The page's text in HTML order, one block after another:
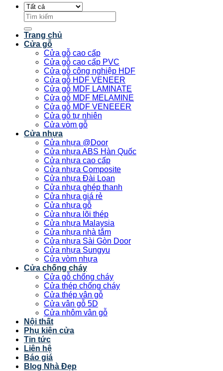
Tìm
kiếm:
Trang chủ
Cửa gỗ
Cửa gỗ cao cấp
Cửa gỗ cao cấp PVC
Cửa gỗ công nghiệp HDF
Cửa gỗ HDF VENEER
Cửa gỗ MDF LAMINATE
Cửa gỗ MDF MELAMINE
Cửa gỗ MDF VENEEER
Cửa gỗ tự nhiên
Cửa vòm gỗ
Cửa nhựa
Cửa nhựa @Door
Cửa nhựa ABS Hàn Quốc
Cửa nhựa cao cấp
Cửa nhựa Composite
Cửa nhựa Đài Loan
Cửa nhựa ghép thanh
Cửa nhựa giá rẻ
Cửa nhựa gỗ
Cửa nhựa lõi thép
Cửa nhựa Malaysia
Cửa nhựa nhà tắm
Cửa nhựa Sài Gòn Door
Cửa nhựa Sungyu
Cửa vòm nhựa
Cửa chống cháy
Cửa gỗ chống cháy
Cửa thép chống cháy
Cửa thép vân gỗ
Cửa vân gỗ 5D
Cửa nhôm vân gỗ
Nội thất
Phụ kiện cửa
Tin tức
Liên hệ
Báo giá
Blog Nhà Đẹp